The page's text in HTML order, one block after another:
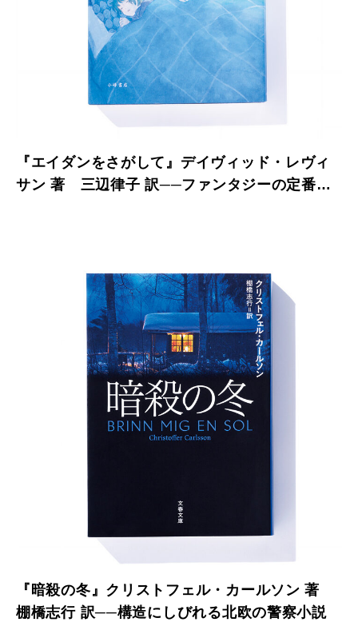
『エイダンをさがして』デイヴィッド・レヴィ
サン 著 三辺律子 訳──ファンタジーの定番を
『暗殺の冬』クリストフェル・カールソン 著
棚橋志行 訳──構造にしびれる北欧の警察小説